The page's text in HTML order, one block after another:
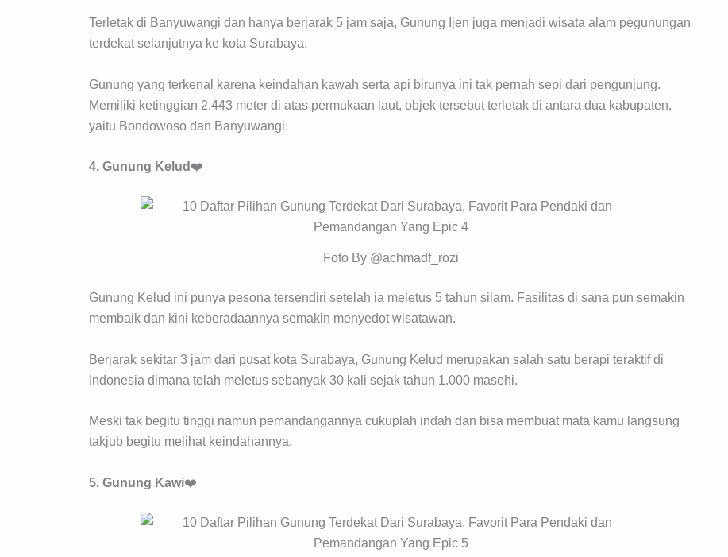
Terletak di Banyuwangi dan hanya berjarak 5 jam saja, Gunung Ijen juga menjadi wisata alam pegunungan
terdekat selanjutnya ke kota Surabaya.
Gunung yang terkenal karena keindahan kawah serta api birunya ini tak pernah sepi dari pengunjung.
Memiliki ketinggian 2.443 meter di atas permukaan laut, objek tersebut terletak di antara dua kabupaten,
yaitu Bondowoso dan Banyuwangi.
4. Gunung Kelud ❤️
Foto By @achmadf_rozi
Gunung Kelud ini punya pesona tersendiri setelah ia meletus 5 tahun silam. Fasilitas di sana pun semakin
membaik dan kini keberadaannya semakin menyedot wisatawan.
Berjarak sekitar 3 jam dari pusat kota Surabaya, Gunung Kelud merupakan salah satu berapi teraktif di
Indonesia dimana telah meletus sebanyak 30 kali sejak tahun 1.000 masehi.
Meski tak begitu tinggi namun pemandangannya cukuplah indah dan bisa membuat mata kamu langsung
takjub begitu melihat keindahannya.
5. Gunung Kawi❤️